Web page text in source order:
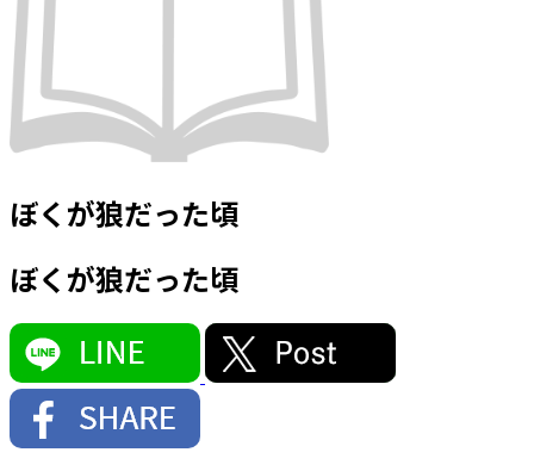
ぼくが狼だった頃
ぼくが狼だった頃